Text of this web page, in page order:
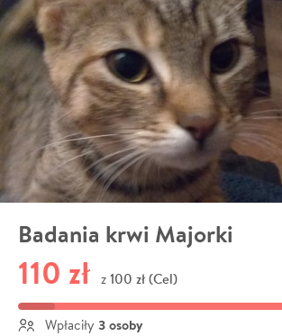
Badania krwi Majorki
110 zł z 100 zł (Cel)
Wpłaciły 3 osoby